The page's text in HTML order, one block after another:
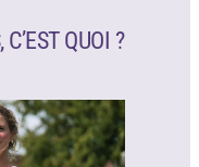
QUOI ?